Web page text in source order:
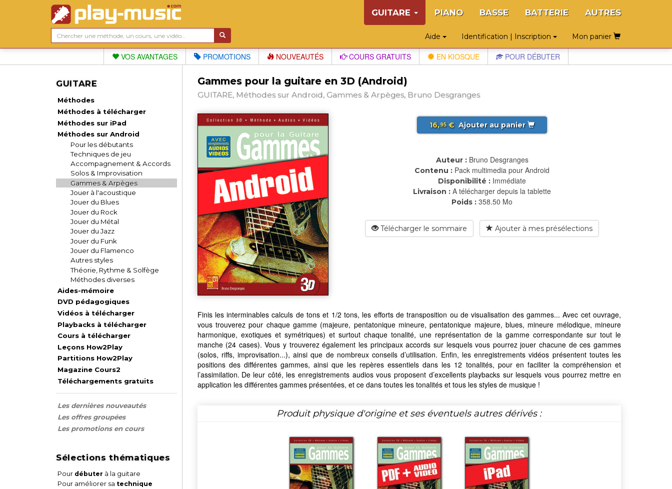
GUITARE PIANO BASSE BATTERIE AUTRES
Aide Identification | Inscription Mon panier
VOS AVANTAGES PROMOTIONS NOUVEAUTÉS COURS GRATUITS EN KIOSQUE POUR DÉBUTER
GUITARE
Méthodes
Méthodes à télécharger
Méthodes sur iPad
Méthodes sur Android
Pour les débutants
Techniques de jeu
Accompagnement & Accords
Solos & Improvisation
Gammes & Arpèges
Jouer à l'acoustique
Jouer du Blues
Jouer du Rock
Jouer du Métal
Jouer du Jazz
Jouer du Funk
Jouer du Flamenco
Autres styles
Théorie, Rythme & Solfège
Méthodes diverses
Aides-mémoire
DVD pédagogiques
Vidéos à télécharger
Playbacks à télécharger
Cours à télécharger
Leçons How2Play
Partitions How2Play
Magazine Cours2
Téléchargements gratuits
Les dernières nouveautés
Les offres groupées
Les promotions en cours
Sélections thématiques
Pour débuter à la guitare
Pour améliorer sa technique
Gammes pour la guitare en 3D (Android)
GUITARE, Méthodes sur Android, Gammes & Arpèges, Bruno Desgranges
16,95€ Ajouter au panier
Auteur : Bruno Desgranges
Contenu : Pack multimedia pour Android
Disponibilité : Immédiate
Livraison : A télécharger depuis la tablette
Poids : 358.50 Mo
Télécharger le sommaire Ajouter à mes présélections
Finis les interminables calculs de tons et 1/2 tons, les efforts de transposition ou de visualisation des gammes... Avec cet ouvrage,
vous trouverez pour chaque gamme (majeure, pentatonique mineure, pentatonique majeure, blues, mineure mélodique, mineure
harmonique, exotiques et symétriques) et surtout chaque tonalité, une représentation de la gamme correspondante sur tout le
manche (24 cases). Vous y trouverez également les principaux accords sur lesquels vous pourrez jouer chacune de ces gammes
(solos, riffs, improvisation...), ainsi que de nombreux conseils d’utilisation. Enfin, les enregistrements vidéos présentent toutes les
positions des différentes gammes, ainsi que les repères essentiels dans les 12 tonalités, pour en faciliter la compréhension et
l’assimilation. De leur côté, les enregistrements audios vous proposent d’excellents playbacks sur lesquels vous pourrez mettre en
application les différentes gammes présentées, et ce dans toutes les tonalités et tous les styles de musique !
Produit physique d'origine et ses éventuels autres dérivés :